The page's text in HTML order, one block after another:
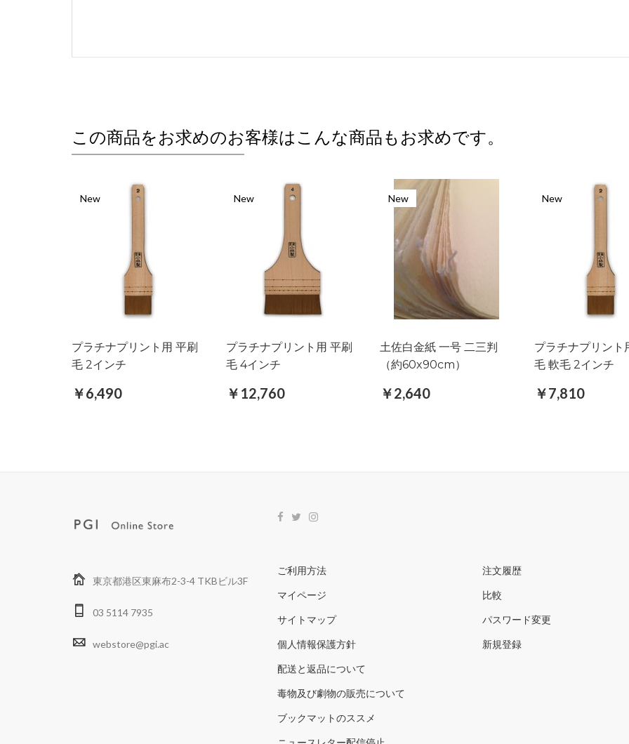
この商品をお求めのお客様はこんな商品もお求めです。
New
プラチナプリント用 平刷
毛 2インチ
￥6,490
New
プラチナプリント用 平刷
毛 4インチ
￥12,760
New
土佐白金紙 一号 二三判
（約60x90cm）
￥2,640
New
プラチナプリント
毛 軟毛 2インチ
￥7,810
東京都港区東麻布2-3-4 TKBビル3F
03 5114 7935
webstore@pgi.ac
ご利用方法
マイページ
サイトマップ
個人情報保護方針
配送と返品について
毒物及び劇物の販売について
ブックマットのススメ
注文履歴
比較
パスワード変更
新規登録